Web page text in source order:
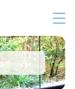
歯科大